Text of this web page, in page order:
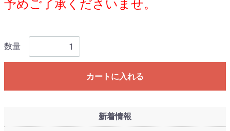
予めご了承くださいませ。
数量
カートに入れる
新着情報